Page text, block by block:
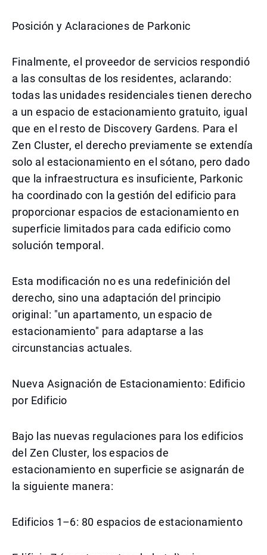
Posición y Aclaraciones de Parkonic
Finalmente, el proveedor de servicios respondió
a las consultas de los residentes, aclarando:
todas las unidades residenciales tienen derecho
a un espacio de estacionamiento gratuito, igual
que en el resto de Discovery Gardens. Para el
Zen Cluster, el derecho previamente se extendía
solo al estacionamiento en el sótano, pero dado
que la infraestructura es insuficiente, Parkonic
ha coordinado con la gestión del edificio para
proporcionar espacios de estacionamiento en
superficie limitados para cada edificio como
solución temporal.
Esta modificación no es una redefinición del
derecho, sino una adaptación del principio
original: "un apartamento, un espacio de
estacionamiento" para adaptarse a las
circunstancias actuales.
Nueva Asignación de Estacionamiento: Edificio
por Edificio
Bajo las nuevas regulaciones para los edificios
del Zen Cluster, los espacios de
estacionamiento en superficie se asignarán de
la siguiente manera:
Edificios 1–6: 80 espacios de estacionamiento